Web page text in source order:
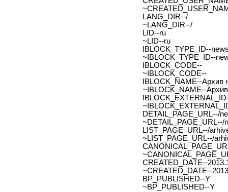
LANG_DIR--/
~LANG_DIR--/
LID--ru
~LID--ru
IBLOCK_TYPE_ID--
~IBLOCK_TYPE_ID--
IBLOCK_CODE--
~IBLOCK_CODE--
IBLOCK_NAME--Архив
~IBLOCK_NAME--
DETAIL_PAGE_URL--/
~DETAIL_PAGE_URL--/
LIST_PAGE_URL--/
~LIST_PAGE_URL--/
CREATED_DATE--
~CREATED_DATE--
BP_PUBLISHED--Y
~BP_PUBLISHED--Y